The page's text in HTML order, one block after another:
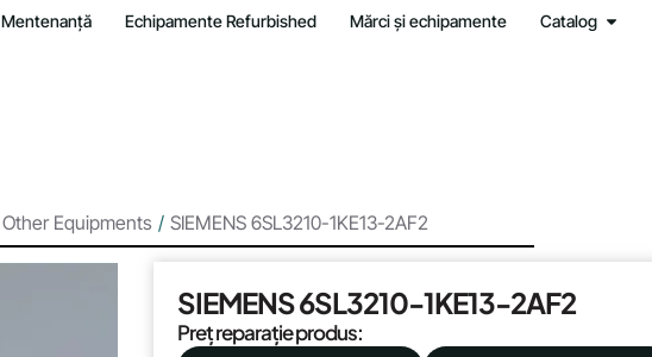
Mentenanță Echipamente Refurbished Mărci și echipamente Catalog
Other Equipments / SIEMENS 6SL3210-1KE13-2AF2
SIEMENS 6SL3210-1KE13-2AF2
Preț reparație produs: